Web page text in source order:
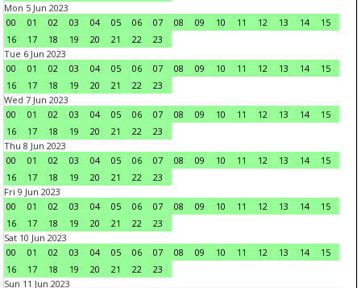
Mon 5 Jun 2023
00
01 02 03 04 05 06 07 08 09 10 11 12 13 14
15
16
17 18 19 20 21 22
23
Tue 6 Jun 2023
00
01 02 03 04 05 06 07 08 09 10 11 12 13 14
15
16
17 18 19 20 21 22
23
Wed 7 Jun 2023
00
01 02 03 04 05 06 07 08 09 10 11 12 13 14
15
16
17 18 19 20 21 22
23
Thu 8 Jun 2023
00
01 02 03 04 05 06 07 08 09 10 11 12 13 14
15
16
17 18 19 20 21 22
23
Fri 9 Jun 2023
00
01 02 03 04 05 06 07 08 09 10 11 12 13 14
15
16
17 18 19 20 21 22
23
Sat 10 Jun 2023
00
01 02 03 04 05 06 07 08 09 10 11 12 13 14
15
16
17 18 19 20 21 22
23
Sun 11 Jun 2023